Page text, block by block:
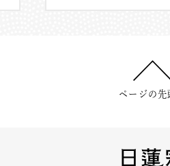
ページの先